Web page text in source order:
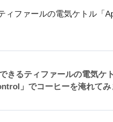
ィファールの電気ケトル「
きるティファールの電気ケ
」でコーヒーを淹れてみ